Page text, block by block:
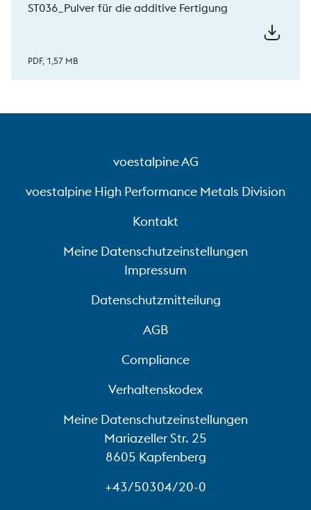
ST036_Pulver für die additive Fertigung
PDF, 1,57 MB
voestalpine AG
voestalpine High Performance Metals Division
Kontakt
Meine Datenschutzeinstellungen
Impressum
Datenschutzmitteilung
AGB
Compliance
Verhaltenskodex
Meine Datenschutzeinstellungen
Mariazeller Str. 25
8605 Kapfenberg
+43/50304/20-0